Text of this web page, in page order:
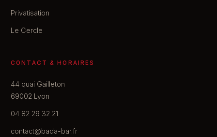
Privatisation
Le Cercle
CONTACT & HORAIRES
44 quai Gailleton
69002 Lyon
04 82 29 32 21
contact@bada-bar.fr